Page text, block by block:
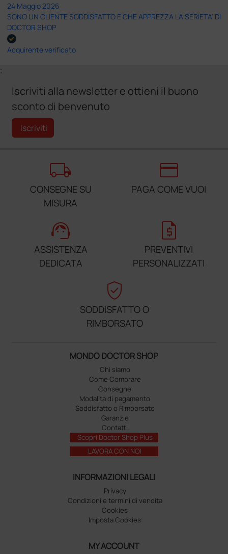
24 Maggio 2026
SONO UN CLIENTE SODDISFATTO E CHE APPREZZA LA SERIETA' DI
DOCTOR SHOP
Acquirente verificato
;
Iscriviti alla newsletter e ottieni il buono
sconto di benvenuto
Iscriviti
local_shipping
CONSEGNE SU
MISURA
credit_card
PAGA COME VUOI
support_agent
ASSISTENZA
DEDICATA
request_quote
PREVENTIVI
PERSONALIZZATI
verified_user
SODDISFATTO O
RIMBORSATO
MONDO DOCTOR SHOP
Chi siamo
Come Comprare
Consegne
Modalità di pagamento
Soddisfatto o Rimborsato
Garanzie
Contatti
Scopri Doctor Shop Plus
LAVORA CON NOI
INFORMAZIONI LEGALI
Privacy
Condizioni e termini di vendita
Cookies
Imposta Cookies
MY ACCOUNT